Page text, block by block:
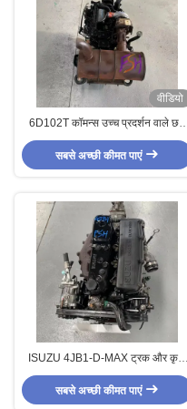
वीडियो
6D102T कॉमन्स उच्च प्रदर्शन वाले छह
सिलेंडर प्रयुक्त डीजल इंजन, प्रयुक्त खुदाई
मशीन
सबसे अच्छी कीमत पाएं
ISUZU 4JB1-D-MAX ट्रक और कृषि
वाहन के लिए इस्तेमाल किया जाने वाला
डीजल इंजन
सबसे अच्छी कीमत पाएं